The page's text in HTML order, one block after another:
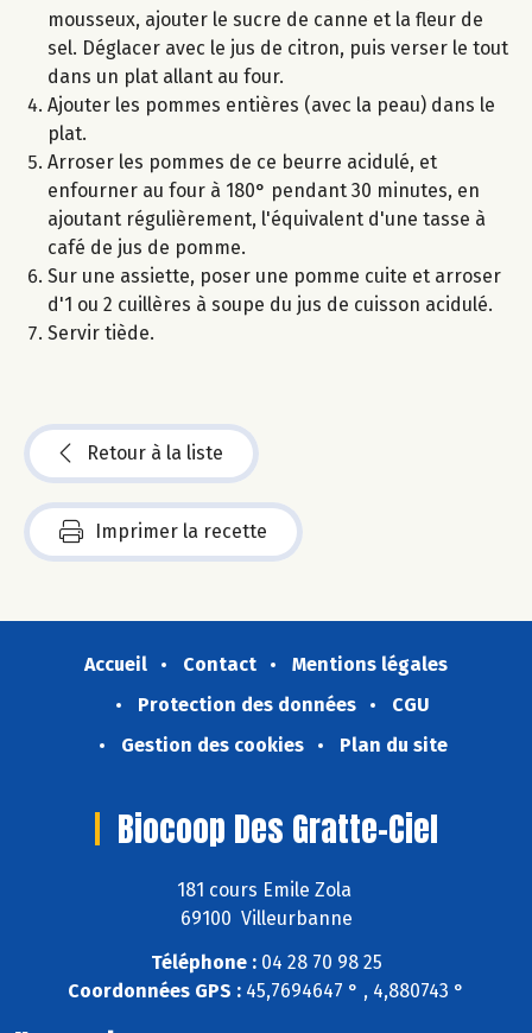
mousseux, ajouter le sucre de canne et la fleur de
sel. Déglacer avec le jus de citron, puis verser le tout
dans un plat allant au four.
Ajouter les pommes entières (avec la peau) dans le
plat.
Arroser les pommes de ce beurre acidulé, et
enfourner au four à 180° pendant 30 minutes, en
ajoutant régulièrement, l'équivalent d'une tasse à
café de jus de pomme.
Sur une assiette, poser une pomme cuite et arroser
d'1 ou 2 cuillères à soupe du jus de cuisson acidulé.
Servir tiède.
Retour à la liste
Imprimer la recette
Accueil Contact
Mentions légales
Protection des données
CGU
Gestion des cookies
Plan du site
Biocoop Des Gratte-Ciel
181 cours Emile Zola
69100 Villeurbanne
Téléphone :04 28 70 98 25
Coordonnées GPS : 45,7694647 ° , 4,880743 °